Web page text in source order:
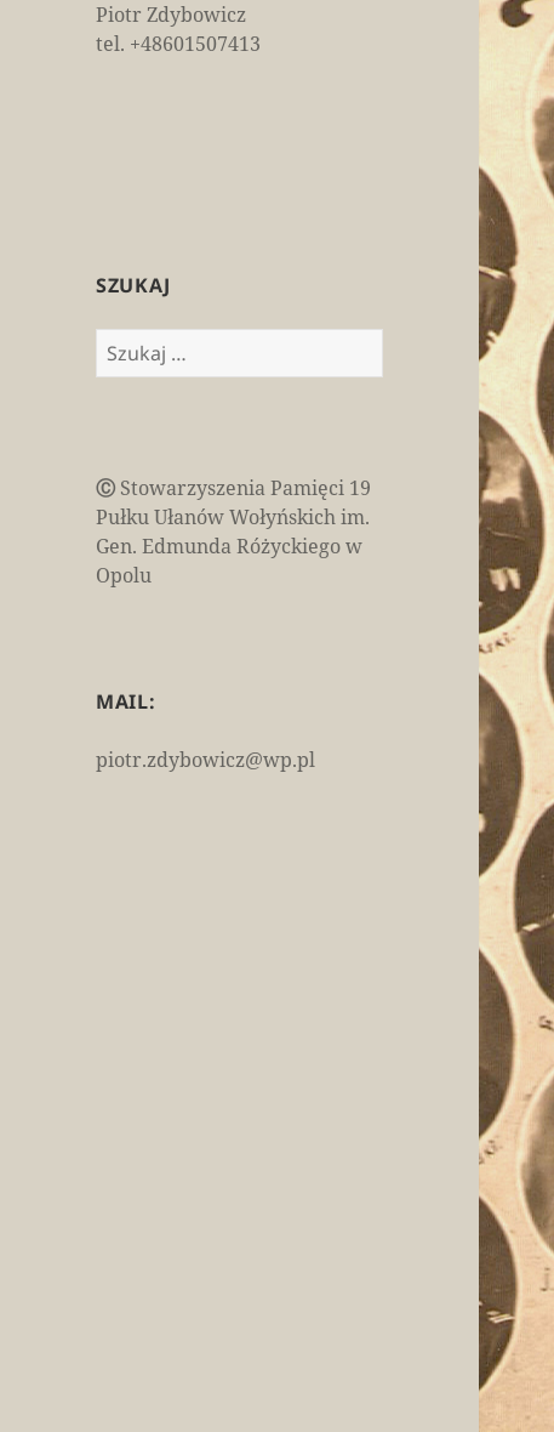
Piotr Zdybowicz
tel. +48601507413
SZUKAJ
Szukaj:
Ⓒ Stowarzyszenia Pamięci 19
Pułku Ułanów Wołyńskich im.
Gen. Edmunda Różyckiego w
Opolu
MAIL:
piotr.zdybowicz@wp.pl